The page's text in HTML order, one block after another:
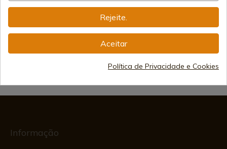
Métodos de Pagamento
Seguros
Frete Internacional
Informação
Rejeite.
Aceitar
Política de Privacidade e Cookies